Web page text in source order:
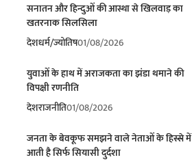
सनातन और हिन्दुओं की आस्था से खिलवाड़ का
खतरनाक सिलसिला
देशधर्म/ज्योतिष01/08/2026
युवाओं के हाथ में अराजकता का झंडा थमाने की
विपक्षी रणनीति
देशराजनीति01/08/2026
जनता के बेवकूफ समझने वाले नेताओं के हिस्से में
आती है सिर्फ सियासी दुर्दशा